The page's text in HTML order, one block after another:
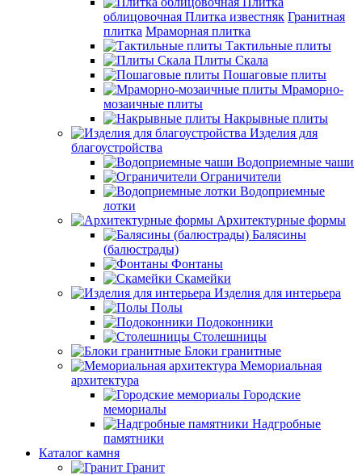
облицовочная Плитка известняк Гранитная
плитка Мраморная плитка
Тактильные плиты
Плиты Скала
Пошаговые плиты
Мраморно-
мозаичные плиты
Накрывные плиты
Изделия для
благоустройства
Водоприемные чаши
Ограничители
Водоприемные
лотки
Архитектурные формы
Балясины
(балюстрады)
Фонтаны
Скамейки
Изделия для интерьера
Полы
Подоконники
Столешницы
Блоки гранитные
Мемориальная
архитектура
Городские
мемориалы
Надгробные
памятники
Каталог камня
Гранит